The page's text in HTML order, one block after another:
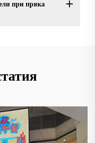
при пряка